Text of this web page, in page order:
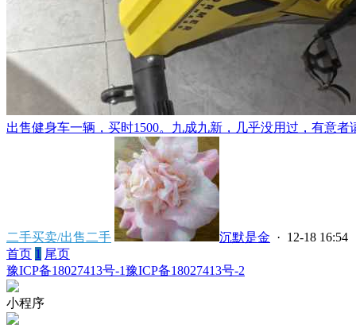
出售健身车一辆，买时1500。九成九新，几乎没用过，有意者
二手买卖/出售二手 沉默是金 · 12-18 16:54
首页 1 尾页
豫ICP备18027413号-1豫ICP备18027413号-2
小程序